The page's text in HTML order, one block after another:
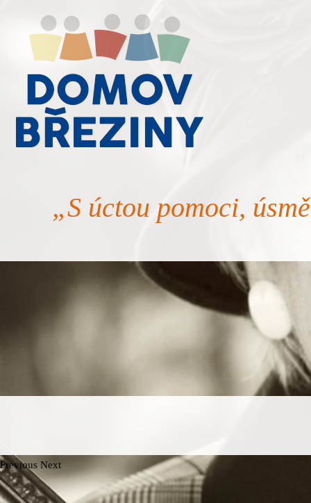
„S úctou pomoci,
Previous Next